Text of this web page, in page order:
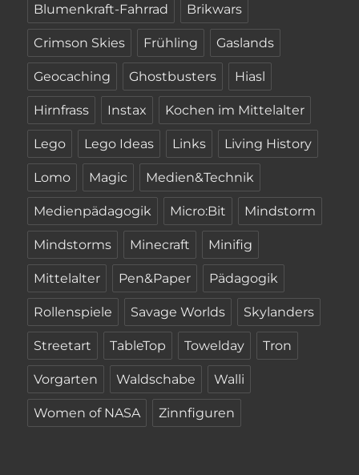
Blumenkraft-Fahrrad Brikwars
Crimson Skies Frühling Gaslands
Geocaching Ghostbusters Hiasl
Hirnfrass Instax Kochen im Mittelalter
Lego Lego Ideas Links Living History
Lomo Magic Medien&Technik
Medienpädagogik Micro:Bit Mindstorm
Mindstorms Minecraft Minifig
Mittelalter Pen&Paper Pädagogik
Rollenspiele Savage Worlds Skylanders
Streetart TableTop Towelday Tron
Vorgarten Waldschabe Walli
Women of NASA Zinnfiguren